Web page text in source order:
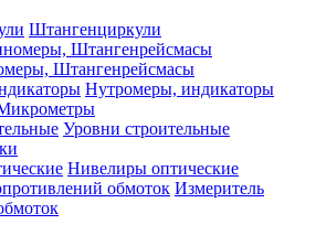
Штангенциркули
Штангенрейсмасы
Нутромеры, индикаторы
Уровни строительные
Нивелиры оптические
Измеритель